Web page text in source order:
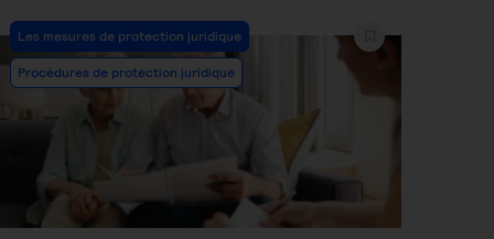
Post
Category:
Les mesures de protection juridique
Procédures de protection juridique